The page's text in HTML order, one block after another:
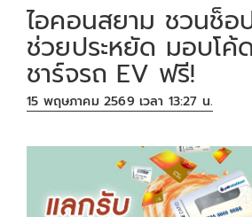
ไอคอนสยาม ชวนช็
ช่วยประหยัด มอบโค้
ชาร์จรถ EV ฟรี!
15 พฤษภาคม 2569 เวลา 13:27 น.